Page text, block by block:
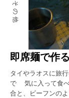
その他
即席麺で作
タイやラオスに旅
で 気に入って食べ
合と、ビーフンの